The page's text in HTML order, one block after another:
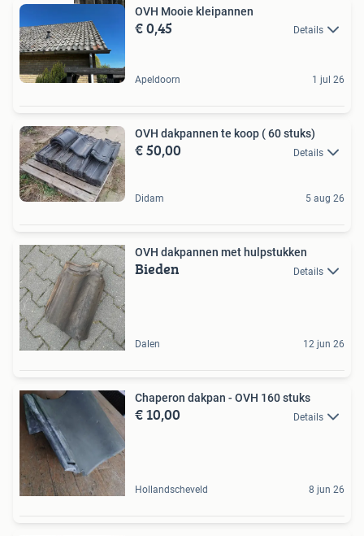
OVH Mooie kleipannen
€ 0,45 Details
Apeldoorn 1 jul 26
OVH dakpannen te koop ( 60 stuks)
€ 50,00 Details
Didam 5 aug 26
OVH dakpannen met hulpstukken
Bieden Details
Dalen 12 jun 26
Chaperon dakpan - OVH 160 stuks
€ 10,00 Details
Hollandscheveld 8 jun 26